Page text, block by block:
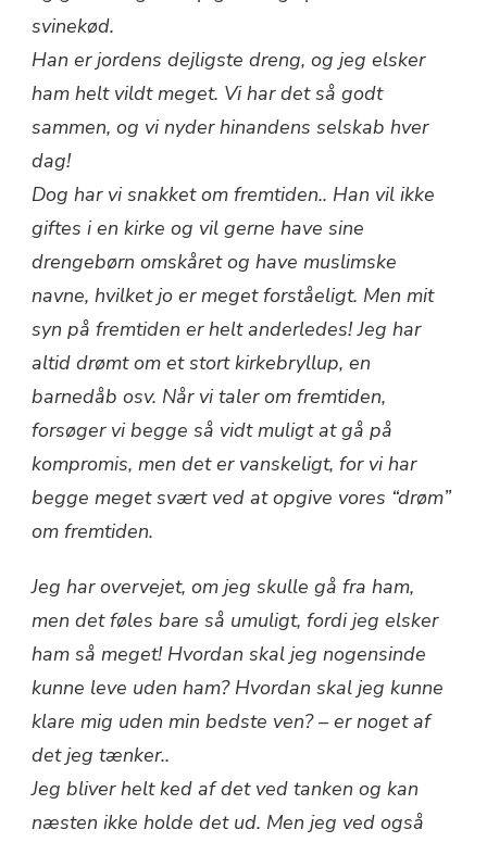
svinekød.
Han er jordens dejligste dreng, og jeg elsker
ham helt vildt meget. Vi har det så godt
sammen, og vi nyder hinandens selskab hver
dag!
Dog har vi snakket om fremtiden.. Han vil ikke
giftes i en kirke og vil gerne have sine
drengebørn omskåret og have muslimske
navne, hvilket jo er meget forståeligt. Men mit
syn på fremtiden er helt anderledes! Jeg har
altid drømt om et stort kirkebryllup, en
barnedåb osv. Når vi taler om fremtiden,
forsøger vi begge så vidt muligt at gå på
kompromis, men det er vanskeligt, for vi har
begge meget svært ved at opgive vores “drøm”
om fremtiden.
Jeg har overvejet, om jeg skulle gå fra ham,
men det føles bare så umuligt, fordi jeg elsker
ham så meget! Hvordan skal jeg nogensinde
kunne leve uden ham? Hvordan skal jeg kunne
klare mig uden min bedste ven? – er noget af
det jeg tænker..
Jeg bliver helt ked af det ved tanken og kan
næsten ikke holde det ud. Men jeg ved også